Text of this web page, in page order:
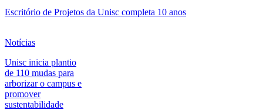
Escritório de Projetos da Unisc completa 10 anos
Notícias
Unisc inicia plantio
de 110 mudas para
arborizar o campus e
promover
sustentabilidade